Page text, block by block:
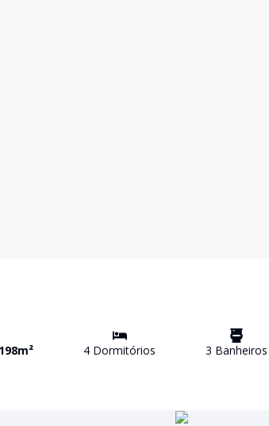
198m² 4 Dormitórios 3 Banheiros